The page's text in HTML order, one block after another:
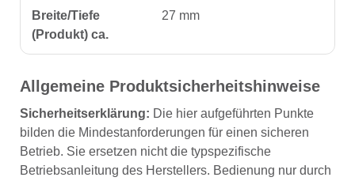
Breite/Tiefe
(Produkt) ca.
27 mm
Allgemeine Produktsicherheitshinweise
Sicherheitserklärung: Die hier aufgeführten Punkte
bilden die Mindestanforderungen für einen sicheren
Betrieb. Sie ersetzen nicht die typspezifische
Betriebsanleitung des Herstellers. Bedienung nur durch